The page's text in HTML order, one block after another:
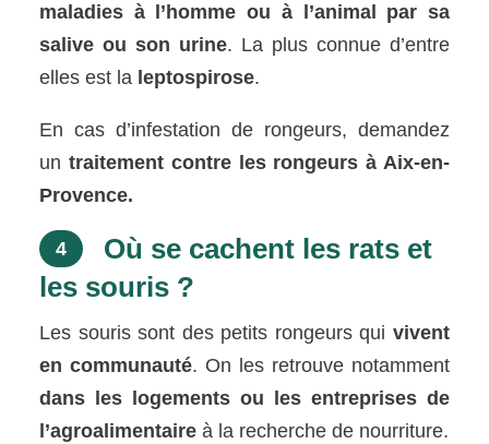
maladies à l’homme ou à l’animal par sa
salive ou son urine. La plus connue d’entre
elles est la leptospirose.
En cas d’infestation de rongeurs, demandez
un traitement contre les rongeurs à Aix-en-
Provence.
4
Où se cachent les rats et
les souris ?
Les souris sont des petits rongeurs qui vivent
en communauté. On les retrouve notamment
dans les logements ou les entreprises de
l’agroalimentaire à la recherche de nourriture.